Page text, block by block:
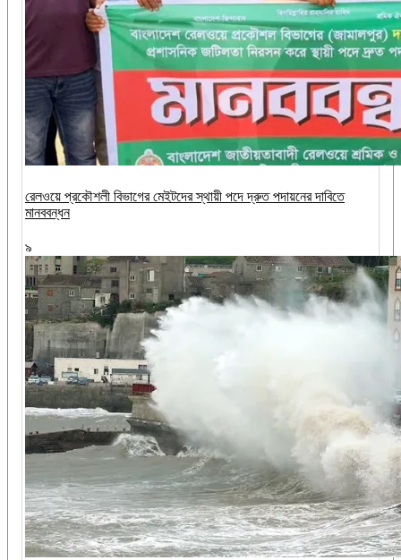
রেলওয়ে প্রকৌশলী বিভাগের মেইটদের স্থায়ী পদে দ্রুত পদায়নের দাবিতে
মানববন্ধন
৯